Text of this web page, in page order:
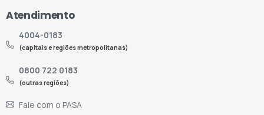
Atendimento
4004-0183
(capitais e regiões metropolitanas)
0800 722 0183
(outras regiões)
Fale com o PASA